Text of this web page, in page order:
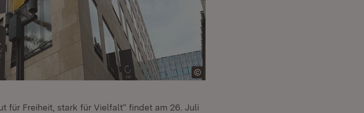
für Freiheit, stark für Vielfalt“ findet am 26. Juli